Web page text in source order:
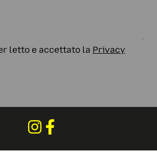
letto e accettato la Privacy